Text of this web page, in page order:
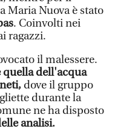
Maria Nuova è stato
. Coinvolti nei
ragazzi.
il malessere.
quella dell'acqua
dove il gruppo
durante la
ne ha disposto
analisi.